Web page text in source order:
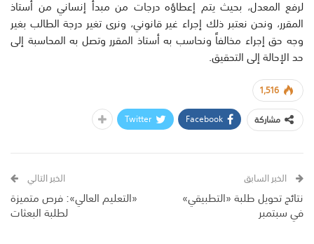
لرفع المعدل، بحيث يتم إعطاؤه درجات من مبدأ إنساني من أستاذ
المقرر، ونحن نعتبر ذلك إجراء غير قانوني، ونرى تغير درجة الطالب بغير
وجه حق إجراء مخالفاً ونحاسب به أستاذ المقرر وتصل به المحاسبة إلى
حد الإحالة إلى التحقيق.
1,516
مشاركة
Facebook
Twitter
الخبر السابق
نتائج تحويل طلبة «التطبيقي»
في سبتمبر
الخبر التالي
«التعليم العالي»: فرص متميزة
لطلبة البعثات